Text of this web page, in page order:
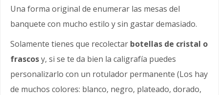
Una forma original de enumerar las mesas del
banquete con mucho estilo y sin gastar demasiado.
Solamente tienes que recolectar botellas de cristal o
frascosy, si se te da bien la caligrafía puedes
personalizarlo con un rotulador permanente (Los hay
de muchos colores: blanco, negro, plateado, dorado,